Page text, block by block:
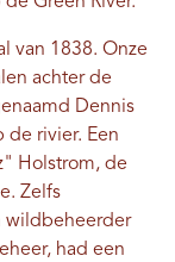
van 1838. Onze
achter de
Dennis
rivier. Een
Holstrom, de
Zelfs
wildbeheerder
had een